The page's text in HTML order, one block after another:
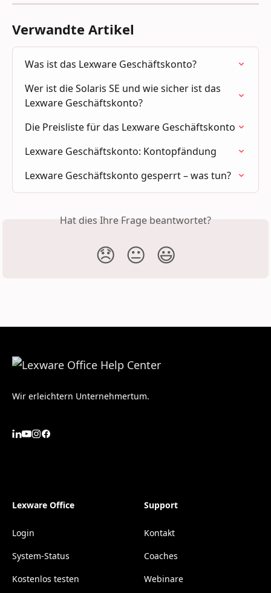
Verwandte Artikel
Was ist das Lexware Geschäftskonto?
Wer ist die Solaris SE und wie sicher ist das
Lexware Geschäftskonto?
Die Preisliste für das Lexware Geschäftskonto
Lexware Geschäftskonto: Kontopfändung
Lexware Geschäftskonto gesperrt – was tun?
Hat dies Ihre Frage beantwortet?
😞 😐 😃
Wir erleichtern Unternehmertum.
Lexware Office
Login
System-Status
Kostenlos testen
Support
Kontakt
Coaches
Webinare